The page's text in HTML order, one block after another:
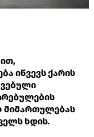
იწვევს ქარის
მიმართულებას
ხდის.